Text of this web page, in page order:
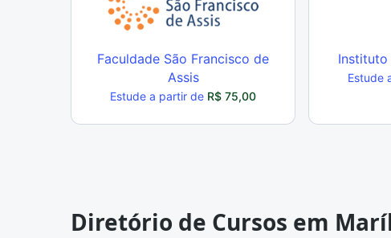
Faculdade São Francisco de
Assis
Estude a partir de R$ 75,00
Instituto
Estude
Diretório de Cursos em